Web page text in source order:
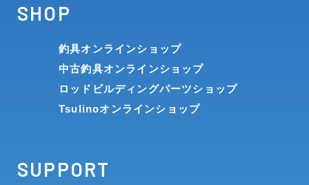
SHOP
釣具オンラインショップ
中古釣具オンラインショップ
ロッドビルディングパーツショップ
Tsulinoオンラインショップ
SUPPORT